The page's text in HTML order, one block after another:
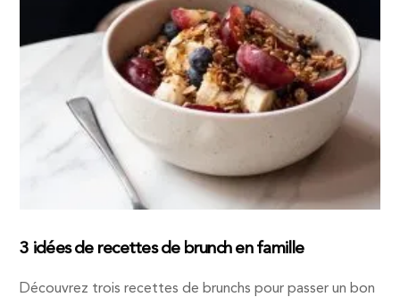
3 idées de recettes de brunch en famille
Découvrez trois recettes de brunchs pour passer un bon